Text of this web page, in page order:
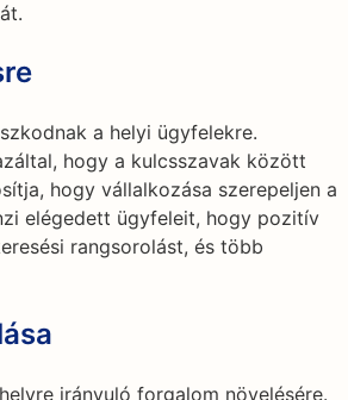
a helyi ügyfelekre.
hogy a kulcsszavak között
hogy vállalkozása szerepeljen a
elégedett ügyfeleit, hogy pozitív
rangsorolást, és több
irányuló forgalom növelésére.